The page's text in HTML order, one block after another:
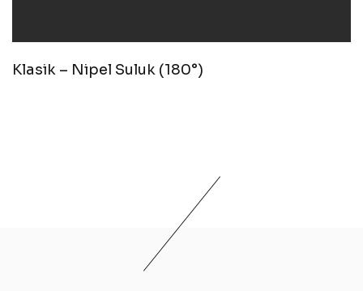
Klasik – Nipel Suluk (180°)